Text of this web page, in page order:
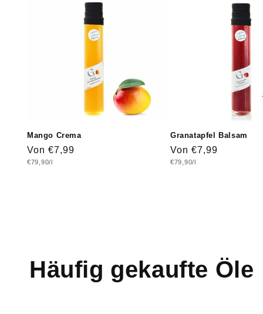
Mango Crema
Normaler
Preis
Von €7,99
Grundpreis
€79,90/l
Granatapfel Balsam
Normaler
Preis
Von €7,99
Grundpreis
€79,90/l
Häufig gekaufte Öle